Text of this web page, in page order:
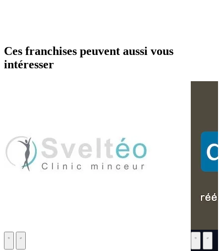
Ces franchises peuvent aussi vous
intéresser